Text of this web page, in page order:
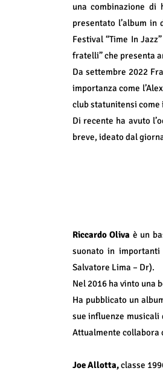
una combinazione di
presentato l’album
Festival “Time In
fratelli” che presenta
Da settembre 2022
importanza come
club statunitensi come
Di recente ha avuto
breve, ideato dal
Riccardo Oliva è un
suonato in
Salvatore Lima – Dr).
Nel 2016 ha vinto una
Ha pubblicato un
sue influenze
Attualmente collabora
Joe Allotta,classe